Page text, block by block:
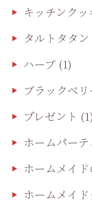
キッチンク
タルトタタン
ハーブ(1)
ブラックベ
プレゼント (1)
ホームパーテ
ホームメイ
ホームメイド